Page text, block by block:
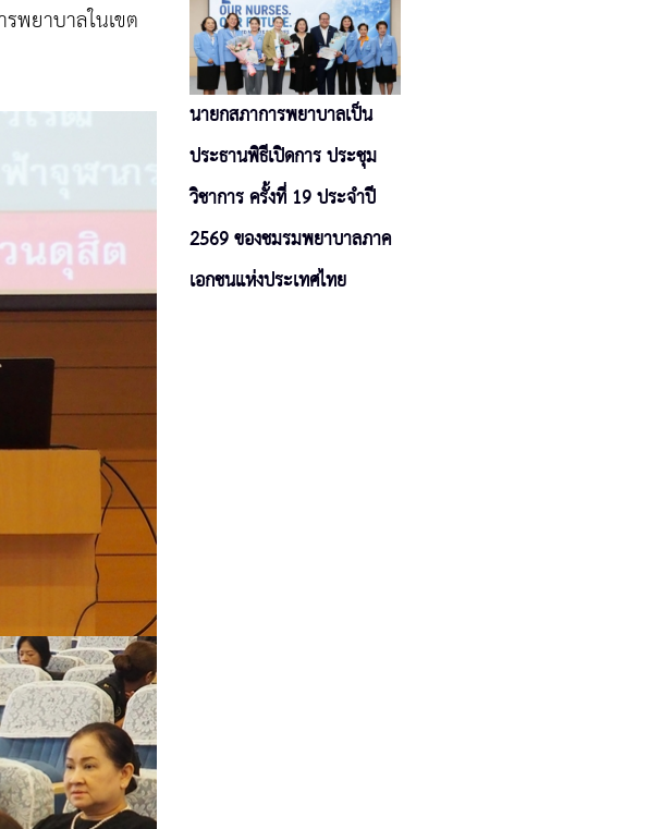
พยาบาลในเขต
นายกสภาการพยาบาลเป็น
ประธานพิธีเปิดการ ประชุม
วิชาการ ครั้งที่ 19 ประจำปี
2569 ของชมรมพยาบาลภาค
เอกชนแห่งประเทศไทย